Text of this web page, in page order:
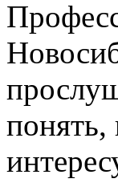
понять,